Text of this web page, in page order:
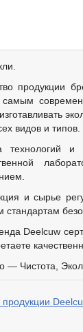
продукции
видов и типов.
технологий
и сырье
стандартам
Deelcuw
— Чистота,
продукции